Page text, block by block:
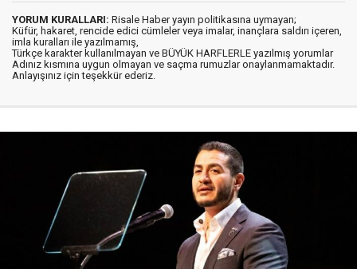
YORUM KURALLARI: Risale Haber yayın politikasına uymayan;
Küfür, hakaret, rencide edici cümleler veya imalar, inançlara saldırı içeren,
imla kuralları ile yazılmamış,
Türkçe karakter kullanılmayan ve BÜYÜK HARFLERLE yazılmış yorumlar
Adınız kısmına uygun olmayan ve saçma rumuzlar onaylanmamaktadır.
Anlayışınız için teşekkür ederiz.